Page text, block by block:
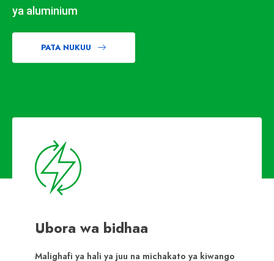
ya aluminium
PATA NUKUU
Ubora wa bidhaa
Malighafi ya hali ya juu na michakato ya kiwango